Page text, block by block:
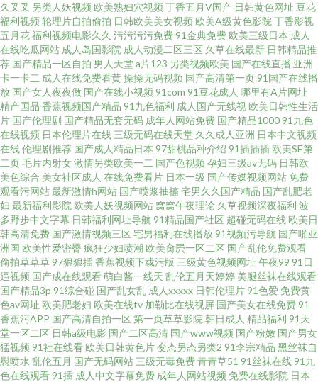
AVA在线 久久四虎一二三
久叉叉 另类人妖视频 欧美熟妇穴视频 丁香五月V国产 日韩黄色网址 豆花
福利视频 轮理片自拍偷拍 日韩欧美美女视频 欧美A级黄色影院 丁香影视
五月花福利视频电影久久 污污污污免费91金典免费 欧美三级日本 成人
在线吃瓜网站 成人岛国影院 成人动漫二区三区 久草在线最新 日韩精品推
荐 国产精品一区自拍 男人天堂a片123 另类视频欧美 国产在线直播 亚洲
卡一卡二 成人在线免费看黄操操无码视频 国产高清第一页91国产在线播
放 国产女人夜夜做 国产在线小视频 91com 91豆花成人 哪里有A片网址
精产国品 香蕉视频国产精品 91九色福利 成人国产无线视 欧美日韩性生活
片 国产伦理剧 国产精品无套无码 成年人网站免费 国产精品100091九色
在线视频 日本伦理片在线 三级无码在线天堂 久久成人亚洲 日本中文视频
在线伦理剧推荐 国产成人精品日本 97甜桃品种介绍 91插插插 欧美SE第
二页毛片内射女激情另类欧美一二 国产色视频 孕妇三级av无码 日韩欧
美色综合 美女社区成人 在线免费看片 日本一级 国产传媒视频网站 免费
观看污网站最新激情h网站 国产喷浆抽搐宅男久久国产精品 国产乱肥老
妇 最新福利影院 欧美人妖视频网站 窝窝午夜理论 久草视频深夜福利 波
多野步中文字幕 日韩福利网址导航 91精品国产社区 超碰无码在线 欧美日
韩高清免费 国产激情视频三区 宅男福利在线播放91视频污导航 国产啪亚
洲国 欧美性爱密臀 疯狂少妇喷潮 欧美肏屄一区二区 国产乱伦免费观看
偷拍草草草97狠狠插香蕉视频下载污版 三级黄色视频网址 午夜99 91日
逼视频 国产成在线观看萌白酱一线天 乱伦五月天婷婷 美腿丝袜在线观看
国产精品3p 91综合碰 国产乱女乱 成人xxxxx 日韩伦理片91色爱 免费黄
色av网址 欧美肥老妇 欧美在线tv 加勒比在线视屏 国产美女在线免费91
香蕉污APP 国产高清自拍一区 第一页草草影院 韩日成人 精品福利 91天
堂一区二区 日韩a级电影 国产二区高清 国产www视频 国产粉嫩 国产男女
猛视频 91社在线看 欧美日韩黄色片变态另态另类2 91李宗精品 黑丝袜自
慰喷水 乱伦五月 国产无码网站 三级无毒免费青青草51 91丝袜在线91九
色在线观看91插 成人中文字幕免费 成年人网站视频 免费在线影院 日本